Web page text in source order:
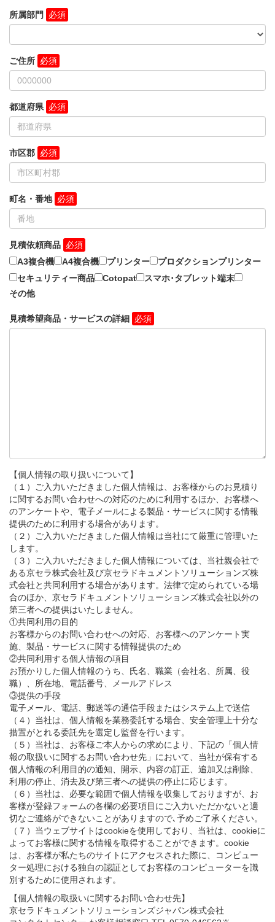
所属部門
ご住所
都道府県
市区郡
町名・番地
見積依頼商品
A3複合機
A4複合機 プリンター
プロダクションプリンター
セキュリティー商品
Cotopat
スマホ･タブレット端末
その他
見積希望商品・サービスの詳細
【個人情報の取り扱いについて】
（１）ご入力いただきました個人情報は、お客様からのお見積り
に関するお問い合わせへの対応のために利用するほか、お客様へ
のアンケートや、電子メールによる製品・サービスに関する情報
提供のために利用する場合があります。
（２）ご入力いただきました個人情報は当社にて厳重に管理いた
します。
（３）ご入力いただきました個人情報については、当社親会社で
ある京セラ株式会社及び京セラドキュメントソリューションズ株
式会社と共同利用する場合があります。法律で定められている場
合のほか、京セラドキュメントソリューションズ株式会社以外の
第三者への提供はいたしません。
①共同利用の目的
お客様からのお問い合わせへの対応、お客様へのアンケート実
施、製品・サービスに関する情報提供のため
②共同利用する個人情報の項目
お預かりした個人情報のうち、氏名、職業（会社名、所属、役
職）、所在地、電話番号、メールアドレス
③提供の手段
電子メール、電話、郵送等の通信手段またはシステム上で送信
（４）当社は、個人情報を業務委託する場合、安全管理上十分な
措置がとれる委託先を選定し監督を行います。
（５）当社は、お客様ご本人からの求めにより、下記の「個人情
報の取扱いに関するお問い合わせ先」において、当社が保有する
個人情報の利用目的の通知、開示、内容の訂正、追加又は削除、
利用の停止、消去及び第三者への提供の停止に応じます。
（６）当社は、必要な範囲で個人情報を収集しておりますが、お
客様が登録フォームの各欄の必要項目にご入力いただかないと適
切なご連絡ができないことがありますので､予めご了承ください。
（７）当ウェブサイトはcookieを使用しており、当社は、cookieに
よってお客様に関する情報を取得することができます。cookie
は、お客様が私たちのサイトにアクセスされた際に、コンピュー
ター処理における独自の認証としてお客様のコンピューターを識
別するために使用されます。
【個人情報の取扱いに関するお問い合わせ先】
京セラドキュメントソリューションズジャパン株式会社